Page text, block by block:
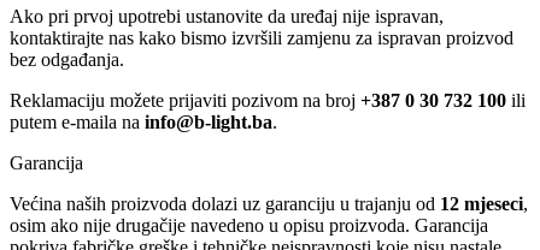
Ako pri prvoj upotrebi ustanovite da uređaj nije ispravan,
kontaktirajte nas kako bismo izvršili zamjenu za ispravan proizvod
bez odgađanja.
Reklamaciju možete prijaviti pozivom na broj +387 0 30 732 100 ili
putem e-maila na info@b-light.ba.
Garancija
Većina naših proizvoda dolazi uz garanciju u trajanju od 12 mjeseci,
osim ako nije drugačije navedeno u opisu proizvoda. Garancija